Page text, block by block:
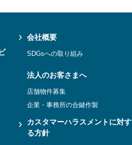
会社概要
SDGsへの取り組み
法人のお客さまへ
店舗物件募集
企業・事務所の合鍵作製
カスタマーハラスメントに対す
る方針